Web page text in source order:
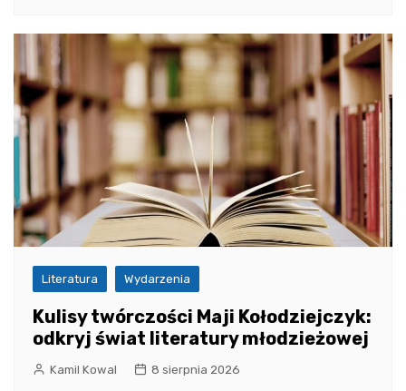
Literatura Wydarzenia
Kulisy twórczości Maji Kołodziejczyk:
odkryj świat literatury młodzieżowej
Kamil Kowal 8 sierpnia 2026